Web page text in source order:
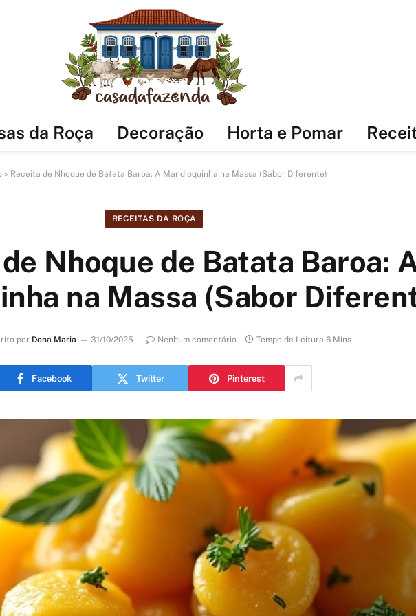
da Roça Decoração Horta e Pomar
» Receita de Nhoque de Batata Baroa: A Mandioquinha na Massa (Sabor Diferente)
RECEITAS DA ROÇA
Nhoque de Batata Baroa:
na Massa (Sabor
por Dona Maria 31/10/2025 Nenhum comentário Tempo de Leitura 6 Mins
Facebook Twitter Pinterest